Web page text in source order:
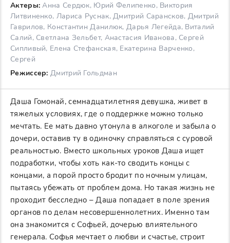
Актеры: Анна Сердюк, Юрий Фелипенко, Виктория
Литвиненко, Лариса Руснак, Дмитрий Сарансков, Дмитрий
Гаврилов, Константин Данилюк, Дарья Легейда, Виталий
Салий, Светлана Зельбет, Анастасия Иванова, Сергей
Сипливый, Елена Стефанская, Екатерина Варченко,
Сергей
Режиссер: Дмитрий Гольдман
Даша Гомонай, семнадцатилетняя девушка, живет в
тяжелых условиях, где о поддержке можно только
мечтать. Ее мать давно утонула в алкоголе и забыла о
дочери, оставив ту в одиночку справляться с суровой
реальностью. Вместо школьных уроков Даша ищет
подработки, чтобы хоть как-то сводить концы с
концами, а порой просто бродит по ночным улицам,
пытаясь убежать от проблем дома. Но такая жизнь не
проходит бесследно – Даша попадает в поле зрения
органов по делам несовершеннолетних. Именно там
она знакомится с Софьей, дочерью влиятельного
генерала. Софья мечтает о любви и счастье, строит